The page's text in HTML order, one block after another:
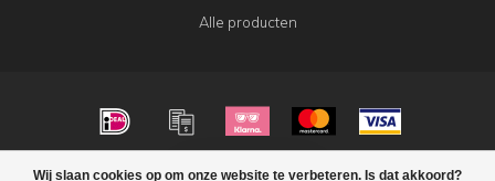
Wij slaan cookies op om onze website te verbeteren. Is dat akkoord?
Alle producten
© Copyright 2026 KeK Horeca